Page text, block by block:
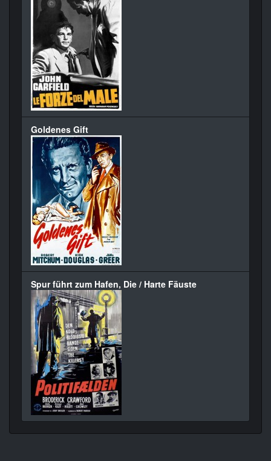
Goldenes Gift
Spur führt zum Hafen, Die / Harte Fäuste